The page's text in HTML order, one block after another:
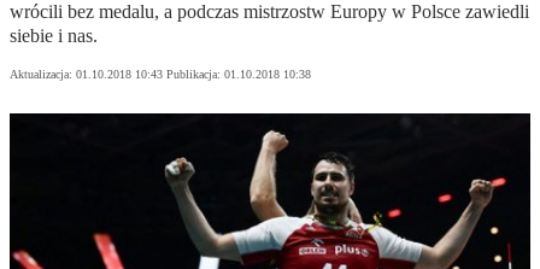
wrócili bez medalu, a podczas mistrzostw Europy w Polsce zawiedli
siebie i nas.
Aktualizacja: 01.10.2018 10:43 Publikacja: 01.10.2018 10:38